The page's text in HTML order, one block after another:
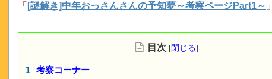
「 [謎解き]中年おっさんさんの予知夢～考察ページPart1～
目次 [閉じる]
考察コーナー